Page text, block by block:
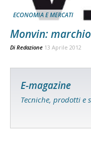
ECONOMIA E MERCATI
Monvin:
Di Redazione 13 Aprile 2012
E-magazine
Tecniche, prodotti e